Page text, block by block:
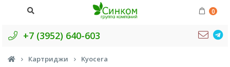
0
+7 (3952) 640-603
Картриджи
Kyocera